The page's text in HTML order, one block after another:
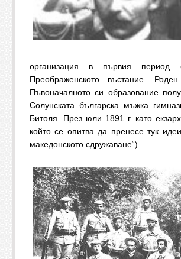
организация в първия период
Преображенското въстание.
Пъвоначалното си образование
Солунската българска мъжка
Битоля. През юли 1891 г. като
който се опитва да пренесе тук
македонското сдружаване“).